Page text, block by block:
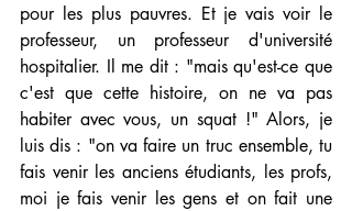
pour les plus pauvres. Et je vais voir le
professeur, un professeur d'université
hospitalier. Il me dit : "mais qu'est-ce que
c'est que cette histoire, on ne va pas
habiter avec vous, un squat !" Alors, je
luis dis : "on va faire un truc ensemble, tu
fais venir les anciens étudiants, les profs,
moi je fais venir les gens et on fait une